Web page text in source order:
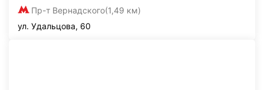
Пр-т Вернадского(1,49 км)
ул. Удальцова, 60